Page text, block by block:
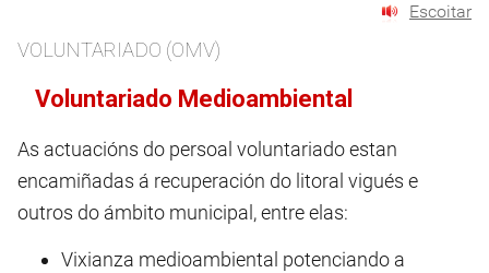
Escoitar
VOLUNTARIADO (OMV)
Voluntariado Medioambiental
As actuacións do persoal voluntariado estan
encamiñadas á recuperación do litoral vigués e
outros do ámbito municipal, entre elas:
Vixianza medioambiental potenciando a